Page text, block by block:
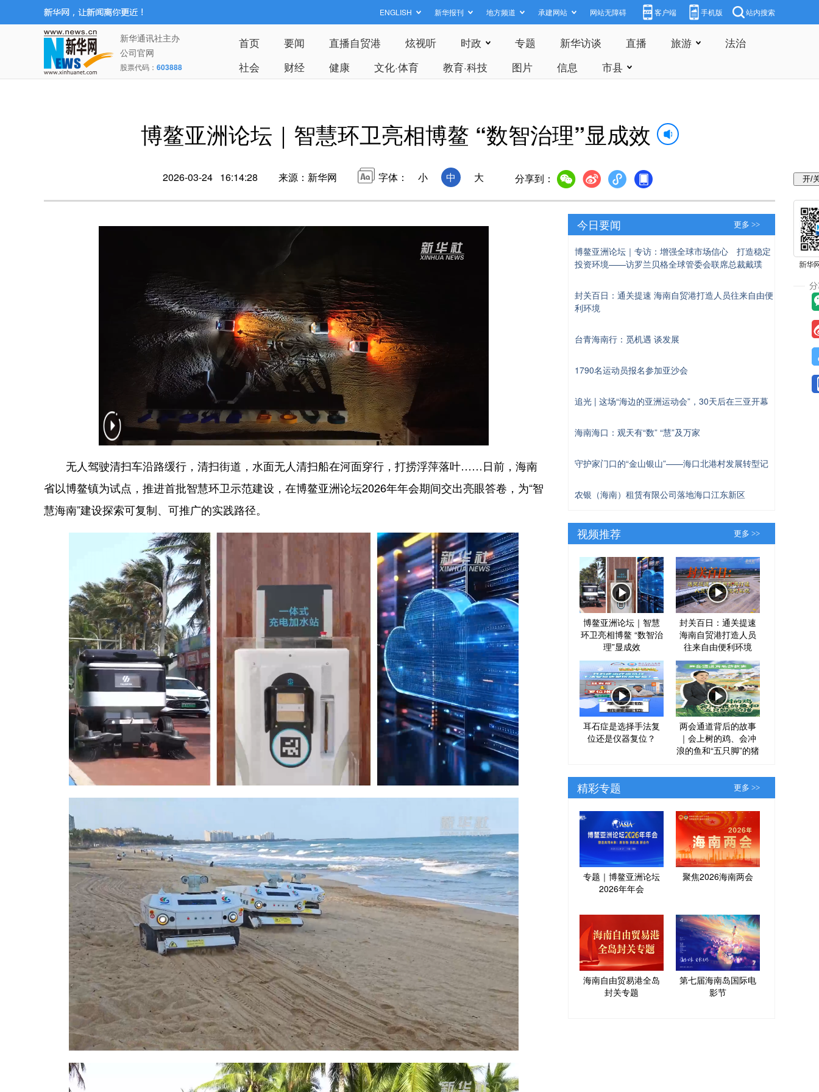
ENGLISH 新华报刊 地方频道 承建网站 网站无障碍 客户端 手机版 站内搜索
新华通讯社主办
公司官网
股票代码： 603888
首页 要闻 直播自贸港 炫视听 时政 专题 新华访谈 直播 旅游
法治
社会
财经 健康 文化·体育 教育·科技 图片 信息 市县
博鳌亚洲论坛｜智慧环卫亮相博鳌 “数智治理”显成效
2026-03-24 16:14:28 来源：新华网 字体： 小 中 大 分享到：
无人驾驶清扫车沿路缓行，清扫街道，水面无人清扫船在河面穿行，打捞浮萍落叶……日前，海南
省以博鳌镇为试点，推进首批智慧环卫示范建设，在博鳌亚洲论坛2026年年会期间交出亮眼答卷，为“智
慧海南”建设探索可复制、可推广的实践路径。
今日要闻 更多 >>
博鳌亚洲论坛｜专访：增强全球市场信心 打造稳定
投资环境——访罗兰贝格全球管委会联席总裁戴璞
封关百日：通关提速 海南自贸港打造人员往来自由便
利环境
台青海南行：觅机遇 谈发展
1790名运动员报名参加亚沙会
追光 | 这场“海边的亚洲运动会”，30天后在三亚开幕
海南海口：观天有“数” “慧”及万家
守护家门口的“金山银山”——海口北港村发展转型记
农银（海南）租赁有限公司落地海口江东新区
视频推荐 更多 >>
博鳌亚洲论坛｜智慧
环卫亮相博鳌 “数智治
理”显成效
封关百日：通关提速
海南自贸港打造人员
往来自由便利环境
耳石症是选择手法复
位还是仪器复位？
两会通道背后的故事
｜会上树的鸡、会冲
浪的鱼和“五只脚”的猪
精彩专题 更多 >>
专题｜博鳌亚洲论坛
2026年年会
聚焦2026海南两会
海南自由贸易港全岛
封关专题
第七届海南岛国际电
影节